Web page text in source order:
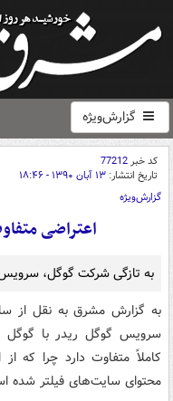
گزارش‌ویژه
کد خبر77212
تاریخ انتشار: ۱۳ آبان ۱۳۹۰ - ۱۸:۴۶
گزارش‌ویژه
اعتراضی
به تازگی شرکت گوگل،
به گزارش مشرق به نقل از
سرویس گوگل ریدر با گوگل
کاملاً متفاوت دارد چرا که
محتوای سایت‌های فیلتر شده